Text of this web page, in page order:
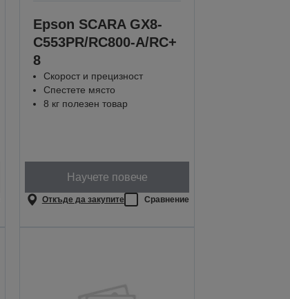
Epson SCARA GX8-
C553PR/RC800-A/RC+
8
Скорост и прецизност
Спестете място
8 кг полезен товар
Научете повече
Откъде да закупите Сравнение